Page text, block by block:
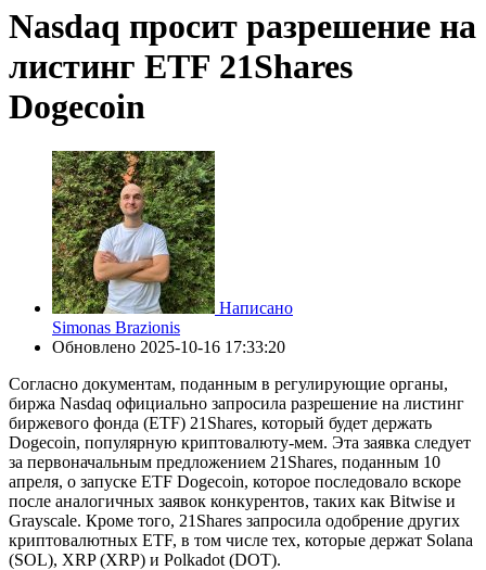
Nasdaq просит разрешение на
листинг ETF 21Shares
Dogecoin
Написано
Simonas Brazionis
Обновлено 2025-10-16 17:33:20
Согласно документам, поданным в регулирующие органы,
биржа Nasdaq официально запросила разрешение на листинг
биржевого фонда (ETF) 21Shares, который будет держать
Dogecoin, популярную криптовалюту-мем. Эта заявка следует
за первоначальным предложением 21Shares, поданным 10
апреля, о запуске ETF Dogecoin, которое последовало вскоре
после аналогичных заявок конкурентов, таких как Bitwise и
Grayscale. Кроме того, 21Shares запросила одобрение других
криптовалютных ETF, в том числе тех, которые держат Solana
(SOL), XRP (XRP) и Polkadot (DOT).